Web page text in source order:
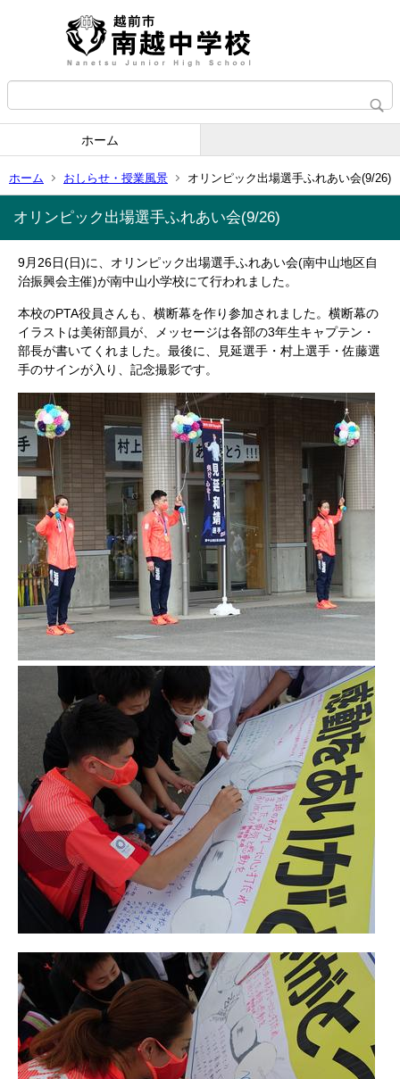
ホーム
ホーム おしらせ・授業風景 オリンピック出場選手ふれあい会(9/26)
オリンピック出場選手ふれあい会(9/26)
9月26日(日)に、オリンピック出場選手ふれあい会(南中山地区自
治振興会主催)が南中山小学校にて行われました。
本校のPTA役員さんも、横断幕を作り参加されました。横断幕の
イラストは美術部員が、メッセージは各部の3年生キャプテン・
部長が書いてくれました。最後に、見延選手・村上選手・佐藤選
手のサインが入り、記念撮影です。